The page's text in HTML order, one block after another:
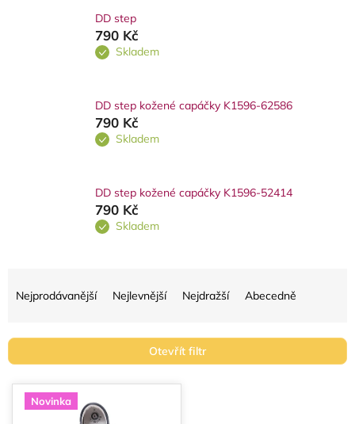
DD step
790 Kč
Skladem
DD step kožené capáčky K1596-62586
790 Kč
Skladem
DD step kožené capáčky K1596-52414
790 Kč
Skladem
a
e
n
Nejprodávanější Nejlevnější Nejdražší Abecedně
Otevřít filtr
V
Novinka